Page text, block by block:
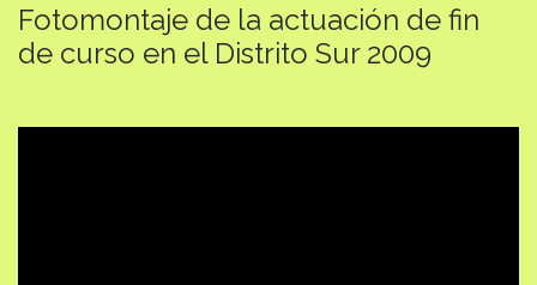
Fotomontaje de la actuación de fin
de curso en el Distrito Sur 2009